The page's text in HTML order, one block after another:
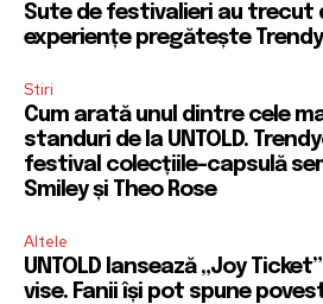
Sute de festivalieri au trecut
experiențe pregătește
Stiri
Cum arată unul dintre cele
standuri de la UNTOLD.
festival colecțiile-capsulă
Smiley și Theo Rose
Altele
UNTOLD lansează „Joy
vise. Fanii își pot spune